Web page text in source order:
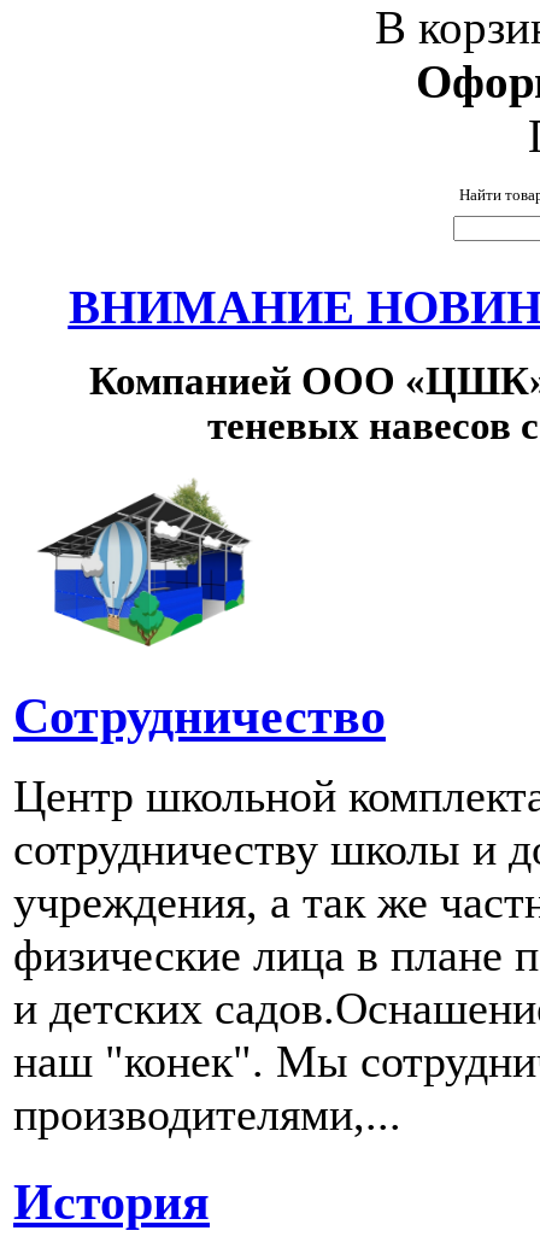
В
Найти
ВНИМАНИЕ
Компанией ООО «ЦШК»
теневых навесов
Сотрудничество
Центр школьной
сотрудничеству школы и
учреждения, а так же
физические лица в плане
и детских
наш "конек". Мы
производителями,...
История